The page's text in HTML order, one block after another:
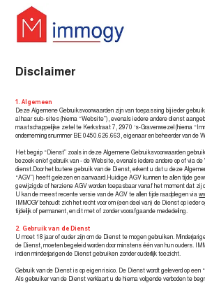
1. Algemeen
Deze Algemene Gebruiksvoorwaarden zijn van toepassing bij ieder
al haar sub-sites (hierna “Website”), evenals iedere andere dienst
maatschappelijke zetel te Kerkstraat 7, 2970 ‘s-Gravenwezel (hierna
ondernemingsnummer BE 0450.626.663, eigenaar en beheerder van de
Het begrip “Dienst” zoals in deze Algemene Gebruiksvoorwaarden
bezoek en/of gebruik van - de Website, evenals iedere andere op of via de
dienst.Door het loutere gebruik van de Dienst, erkent u dat u deze
“AGV”) heeft gelezen en aanvaard.Huidige AGV kunnen te allen tijde
gewijzigde of herziene AGV worden toepasbaar vanaf het moment dat zij
U kan de meest recente versie van de AGV te allen tijde raadplegen via
IMMOGY behoudt zich het recht voor om (een deel van) de Dienst op
tijdelijk of permanent, en dit met of zonder voorafgaande mededeling.
2. Gebruik van de Dienst
U moet 18 jaar of ouder zijn om de Dienst te mogen gebruiken.
de Dienst, moeten begeleid worden door minstens één van hun ouders.
indien minderjarigen de Dienst gebruiken zonder ouderlijk toezicht.
Gebruik van de Dienst is op eigen risico. De Dienst wordt geleverd op een
Als gebruiker van de Dienst verklaart u de hierna volgende verboden te
Disclaimer